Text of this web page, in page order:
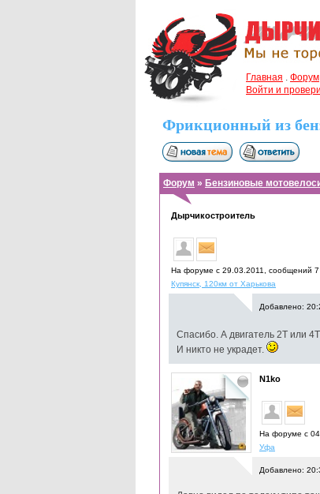
Главная . Форум
Войти и
Фрикционный из
Форум » Бензиновые
Дырчикостроитель
На форуме с 29.03.2011, cообщений 7
Купянск, 120км от Харькова
Добавлено:
Спасибо. А двигатель 2Т или 4Т
И никто не украдет.
N1ko
На форуме с
Уфа
Добавлено: